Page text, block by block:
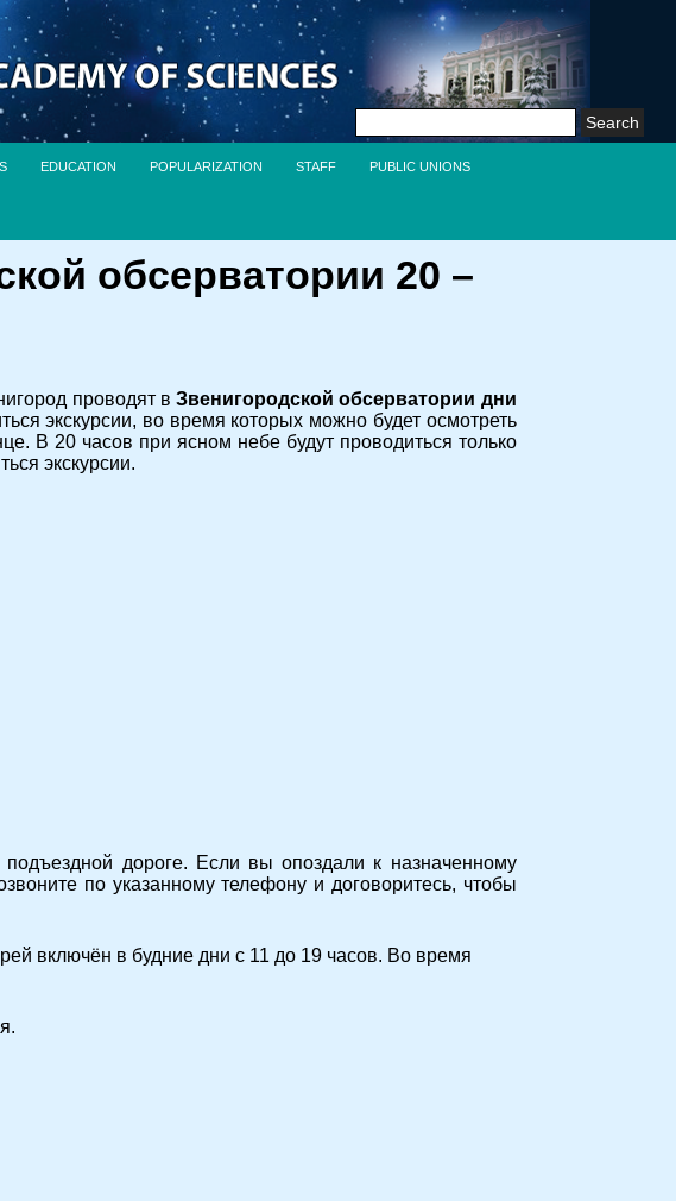
Search
EDUCATION POPULARIZATION STAFF PUBLIC UNIONS
обсерватории 20 –
проводят вЗвенигородской обсерватории дни
экскурсии, во время которых можно будет осмотреть
В 20 часов при ясном небе будут проводиться только
экскурсии.
дороге. Если вы опоздали к назначенному
по указанному телефону и договоритесь, чтобы
включён в будние дни с 11 до 19 часов. Во время